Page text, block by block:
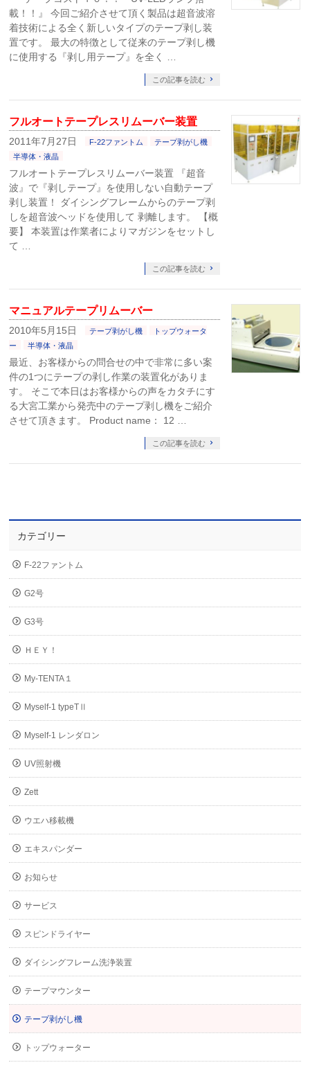
載！！』 今回ご紹介させて頂く製品は超音波溶
着技術による全く新しいタイプのテープ剥し装
置です。 最大の特徴として従来のテープ剥し機
に使用する『剥し用テープ』を全く …
この記事を読む
フルオートテープレスリムーバー装置
2011年7月27日 F-22ファントム
テープ剥がし機
半導体・液晶
フルオートテープレスリムーバー装置 『超音
波』で『剥しテープ』を使用しない自動テープ
剥し装置！ ダイシングフレームからのテープ剥
しを超音波ヘッドを使用して 剥離します。 【概
要】 本装置は作業者によりマガジンをセットし
て …
この記事を読む
マニュアルテープリムーバー
2010年5月15日 テープ剥がし機
トップウォータ
ー
半導体・液晶
最近、お客様からの問合せの中で非常に多い案
件の1つにテープの剥し作業の装置化がありま
す。 そこで本日はお客様からの声をカタチにす
る大宮工業から発売中のテープ剥し機をご紹介
させて頂きます。 Product name： 12 …
この記事を読む
カテゴリー
F-22ファントム
G2号
G3号
ＨＥＹ！
My-TENTA１
Myself-1 typeTⅡ
Myself-1 レンダロン
UV照射機
Zett
ウエハ移載機
エキスパンダー
お知らせ
サービス
スピンドライヤー
ダイシングフレーム洗浄装置
テープマウンター
テープ剥がし機
トップウォーター